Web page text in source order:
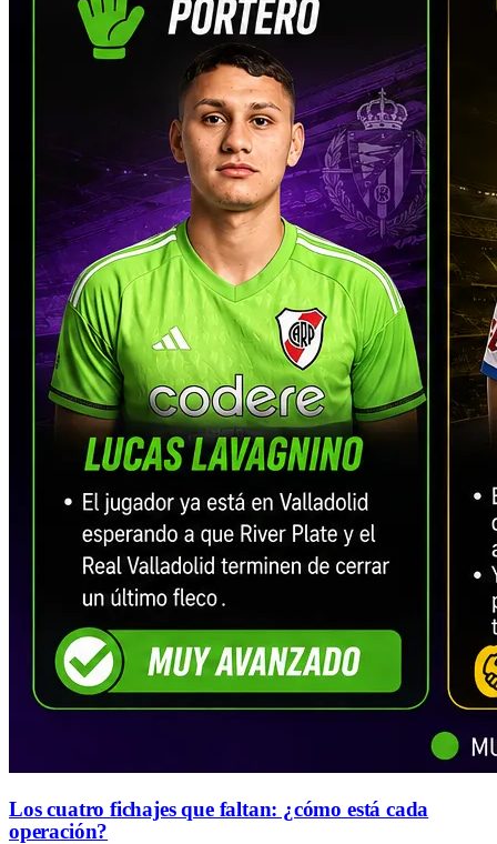
Los cuatro fichajes que faltan: ¿cómo está cada
operación?